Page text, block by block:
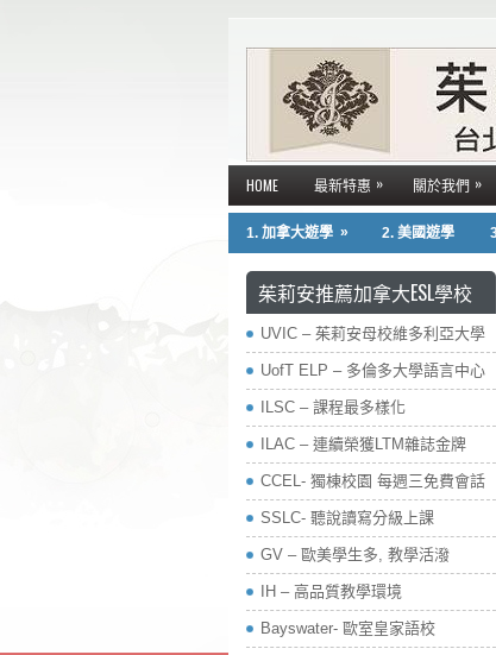
HOME 最新特惠 » 關於我們 »
1. 加拿大遊學 » 2. 美國遊學
茱莉安推薦加拿大ESL學校
UVIC – 茱莉安母校維多利亞大學
UofT ELP – 多倫多大學語言中心
ILSC – 課程最多樣化
ILAC – 連續榮獲LTM雜誌金牌
CCEL- 獨棟校園 每週三免費會話
SSLC- 聽說讀寫分級上課
GV – 歐美學生多, 教學活潑
IH – 高品質教學環境
Bayswater- 歐室皇家語校